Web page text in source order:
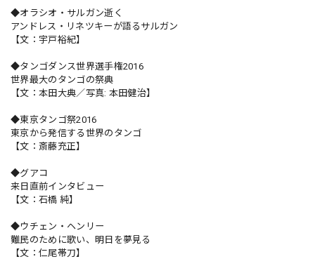
◆オラシオ・サルガン逝く
アンドレス・リネツキーが語るサルガン
【文：宇戸裕紀】
◆タンゴダンス世界選手権2016
世界最大のタンゴの祭典
【文：本田大典／写真: 本田健治】
◆東京タンゴ祭2016
東京から発信する世界のタンゴ
【文：斎藤充正】
◆グアコ
来日直前インタビュー
【文：石橋 純】
◆ウチェン・ヘンリー
難民のために歌い、明日を夢見る
【文：仁尾帯刀】